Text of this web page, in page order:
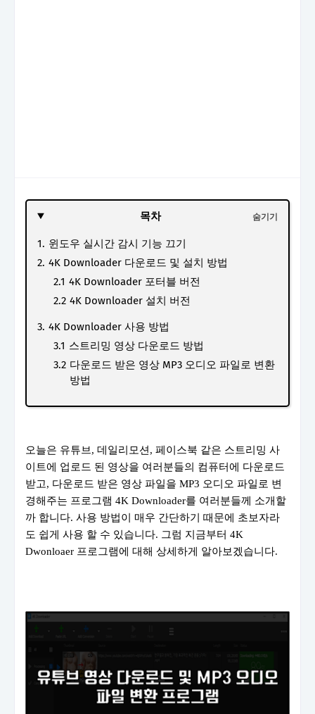
목차
윈도우 실시간 감시 기능 끄기
4K Downloader 다운로드 및 설치 방법
4K Downloader 포터블 버전
4K Downloader 설치 버전
4K Downloader 사용 방법
스트리밍 영상 다운로드 방법
다운로드 받은 영상 MP3 오디오 파일로 변환
방법
오늘은 유튜브, 데일리모션, 페이스북 같은 스트리밍 사
이트에 업로드 된 영상을 여러분들의 컴퓨터에 다운로드
받고, 다운로드 받은 영상 파일을 MP3 오디오 파일로 변
경해주는 프로그램 4K Downloader를 여러분들께 소개할
까 합니다. 사용 방법이 매우 간단하기 때문에 초보자라
도 쉽게 사용 할 수 있습니다. 그럼 지금부터 4K
Dwonloaer 프로그램에 대해 상세하게 알아보겠습니다.